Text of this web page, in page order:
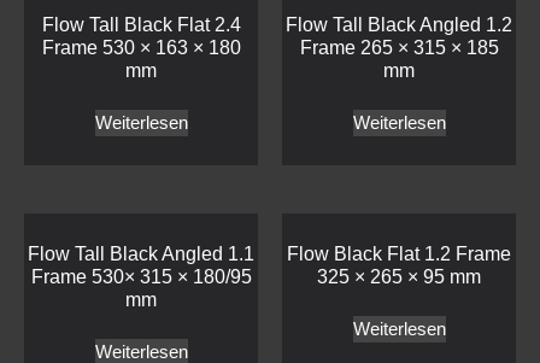
Flow Tall Black Flat 2.4
Frame 530 × 163 × 180
mm
Weiterlesen
Flow Tall Black Angled 1.2
Frame 265 × 315 × 185
mm
Weiterlesen
Flow Tall Black Angled 1.1
Frame 530× 315 × 180/95
mm
Weiterlesen
Flow Black Flat 1.2 Frame
325 × 265 × 95 mm
Weiterlesen